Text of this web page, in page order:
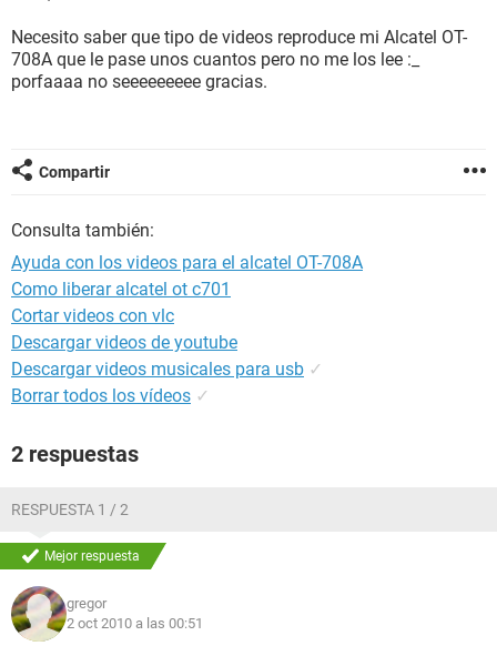
Necesito saber que tipo de videos reproduce mi Alcatel OT-
708A que le pase unos cuantos pero no me los lee :_
porfaaaa no seeeeeeeee gracias.
Compartir
Consulta también:
Ayuda con los videos para el alcatel OT-708A
Como liberar alcatel ot c701
Cortar videos con vlc
Descargar videos de youtube
Descargar videos musicales para usb ✓
Borrar todos los vídeos ✓
2 respuestas
RESPUESTA 1 / 2
Mejor respuesta
gregor
2 oct 2010 a las 00:51